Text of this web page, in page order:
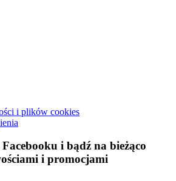
i plików cookies
i bądź na bieżąco
i promocjami